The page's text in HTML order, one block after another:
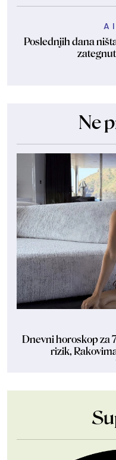
A
Poslednjih dana
Ne
Dnevni horoskop za
rizik,